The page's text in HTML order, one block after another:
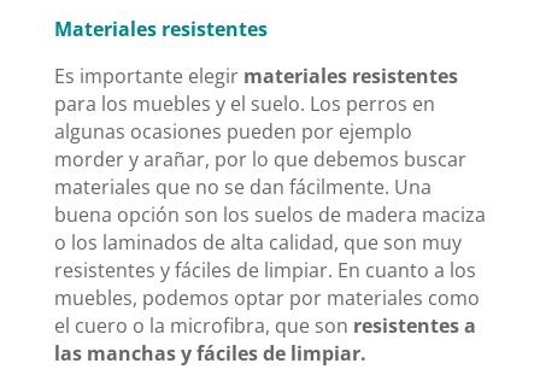
Materiales resistentes
Es importante elegir materiales resistentes
para los muebles y el suelo. Los perros en
algunas ocasiones pueden por ejemplo
morder y arañar, por lo que debemos buscar
materiales que no se dan fácilmente. Una
buena opción son los suelos de madera maciza
o los laminados de alta calidad, que son muy
resistentes y fáciles de limpiar. En cuanto a los
muebles, podemos optar por materiales como
el cuero o la microfibra, que son resistentes a
las manchas y fáciles de limpiar.